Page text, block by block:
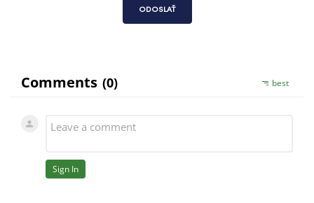
ODOSLAŤ